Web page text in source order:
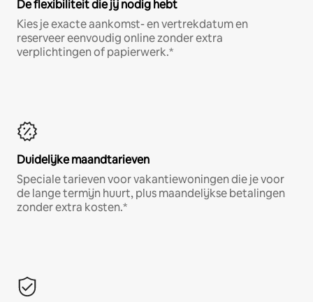
De flexibiliteit die jij nodig hebt
Kies je exacte aankomst- en vertrekdatum en
reserveer eenvoudig online zonder extra
verplichtingen of papierwerk.*
Duidelijke maandtarieven
Speciale tarieven voor vakantiewoningen die je voor
de lange termijn huurt, plus maandelijkse betalingen
zonder extra kosten.*